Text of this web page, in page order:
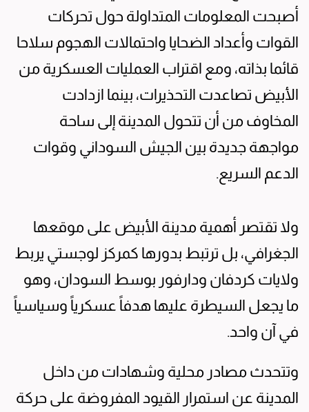
أصبحت المعلومات المتداولة حول تحركات
القوات وأعداد الضحايا واحتمالات الهجوم سلاحا
قائما بذاته، ومع اقتراب العمليات العسكرية من
الأبيض تصاعدت التحذيرات، بينما ازدادت
المخاوف من أن تتحول المدينة إلى ساحة
مواجهة جديدة بين الجيش السوداني وقوات
الدعم السريع.
ولا تقتصر أهمية مدينة الأبيض على موقعها
الجغرافي، بل ترتبط بدورها كمركز لوجستي يربط
ولايات كردفان ودارفور بوسط السودان، وهو
ما يجعل السيطرة عليها هدفاً عسكرياً وسياسياً
في آن واحد.
وتتحدث مصادر محلية وشهادات من داخل
المدينة عن استمرار القيود المفروضة على حركة